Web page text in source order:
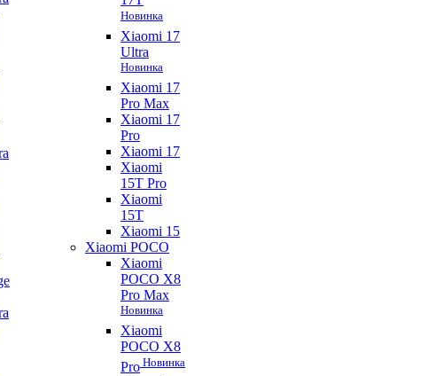
Новинка
Xiaomi 17
Ultra
Новинка
Xiaomi 17
Pro Max
Xiaomi 17
Pro
Xiaomi 17
Xiaomi
15T Pro
Xiaomi
15T
Xiaomi 15
Xiaomi POCO
Xiaomi
POCO X8
Pro Max
Новинка
Xiaomi
POCO X8
Pro Новинка